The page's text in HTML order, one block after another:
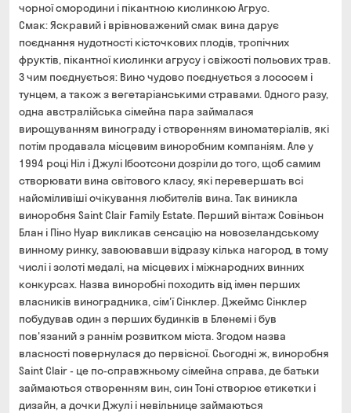
чорної смородини і пікантною кислинкою Агрус.
Смак: Яскравий і врівноважений смак вина дарує
поєднання нудотності кісточкових плодів, тропічних
фруктів, пікантної кислинки агрусу і свіжості польових трав.
З чим поєднується: Вино чудово поєднується з лососем і
тунцем, а також з вегетаріанськими стравами. Одного разу,
одна австралійська сімейна пара займалася
вирощуванням винограду і створенням виноматеріалів, які
потім продавала місцевим виноробним компаніям. Але у
1994 році Ніл і Джулі Ібоотсони дозріли до того, щоб самим
створювати вина світового класу, які перевершать всі
найсміливіші очікування любителів вина. Так виникла
виноробня Saint Clair Family Estate. Перший вінтаж Совіньон
Блан і Піно Нуар викликав сенсацію на новозеландському
винному ринку, завоювавши відразу кілька нагород, в тому
числі і золоті медалі, на місцевих і міжнародних винних
конкурсах. Назва виноробні походить від імен перших
власників виноградника, сім'ї Сінклер. Джеймс Сінклер
побудував один з перших будинків в Бленемі і був
пов'язаний з раннім розвитком міста. Згодом назва
власності повернулася до первісної. Сьогодні ж, виноробня
Saint Clair - це по-справжньому сімейна справа, де батьки
займаються створенням вин, син Тоні створює етикетки і
дизайн, а дочки Джулі і невільнице займаються